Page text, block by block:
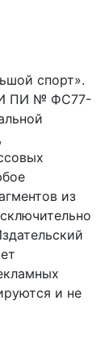
спорт».
ПИ № ФС77-
из
и не